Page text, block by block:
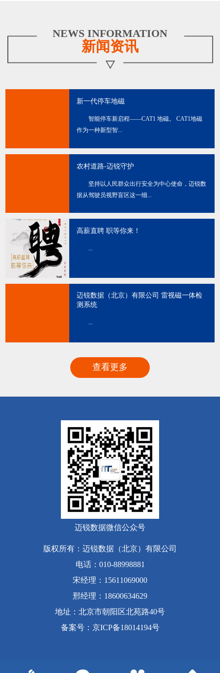
NEWS INFORMATION
新闻资讯
新一代停车地磁
智能停车新启程——CAT1 地磁。 CAT1地磁
作为一种新型智...
农村道路-迈锐守护
坚持以人民群众出行安全为中心使命，迈锐数
据从驾驶员视野盲区这一细...
高薪直聘 职等你来！
...
迈锐数据（北京）有限公司 雷视磁一体检
测系统
...
查看更多
迈锐数据微信公众号
版权所有：迈锐数据（北京）有限公司
电话：010-88998881
宋经理：15611069000
邢经理：18600634629
地址：北京市朝阳区北苑路40号
备案号： 京ICP备18014194号